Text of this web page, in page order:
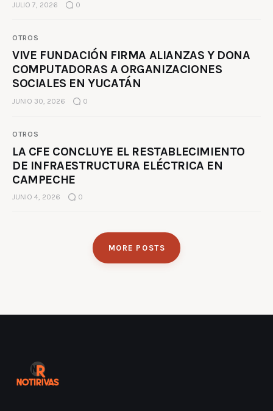
JULIO 7, 2026 0
OTROS
VIVE FUNDACIÓN FIRMA ALIANZAS Y DONA
COMPUTADORAS A ORGANIZACIONES
SOCIALES EN YUCATÁN
JUNIO 30, 2026 0
OTROS
LA CFE CONCLUYE EL RESTABLECIMIENTO
DE INFRAESTRUCTURA ELÉCTRICA EN
CAMPECHE
JUNIO 4, 2026 0
MORE POSTS